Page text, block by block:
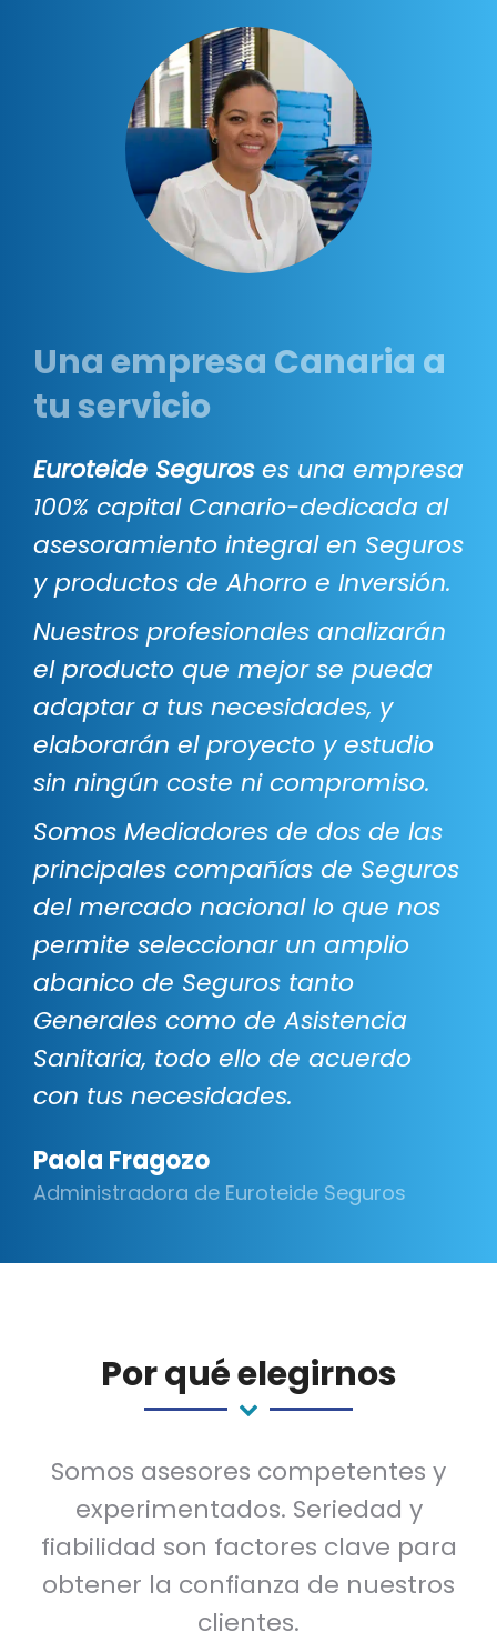
Una empresa Canaria a
tu servicio
Euroteide Seguroses una empresa
100% capital Canario-dedicada al
asesoramiento integral en Seguros
y productos de Ahorro e Inversión.
Nuestros profesionales analizarán
el producto que mejor se pueda
adaptar a tus necesidades, y
elaborarán el proyecto y estudio
sin ningún coste ni compromiso.
Somos Mediadores de dos de las
principales compañías de Seguros
del mercado nacional lo que nos
permite seleccionar un amplio
abanico de Seguros tanto
Generales como de Asistencia
Sanitaria, todo ello de acuerdo
con tus necesidades.
Paola Fragozo
Administradora de Euroteide Seguros
Por qué elegirnos
Somos asesores competentes y
experimentados. Seriedad y
fiabilidad son factores clave para
obtener la confianza de nuestros
clientes.